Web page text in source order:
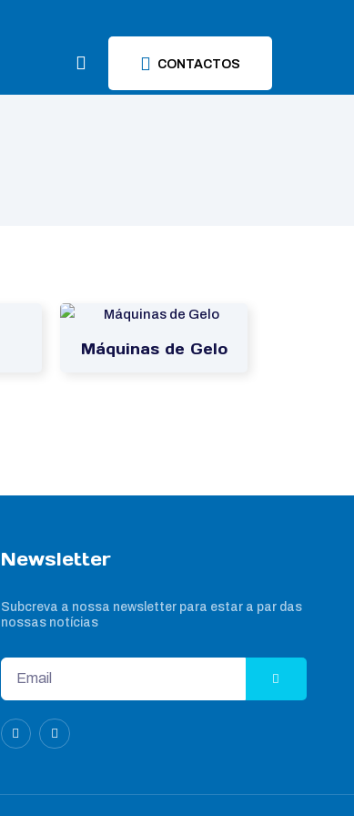
CONTACTOS
Máquinas de Gelo
Newsletter
Subcreva a nossa newsletter para estar a par das
nossas notícias